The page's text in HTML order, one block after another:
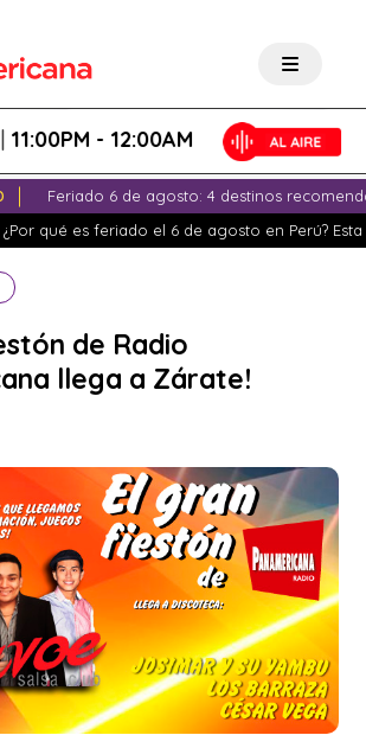
- 12:00AM
Feriado 6 de agosto: 4 destinos
¿Por qué es feriado el 6 de agosto en Perú?
de Radio
llega a Zárate!